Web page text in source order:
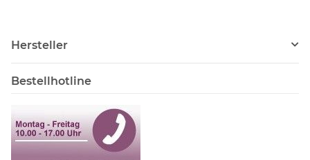
Hersteller
Bestellhotline